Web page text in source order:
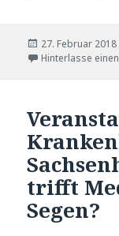
Veröffentlicht
am
27. Februar 2018
Hinterlasse
trifft
Segen?